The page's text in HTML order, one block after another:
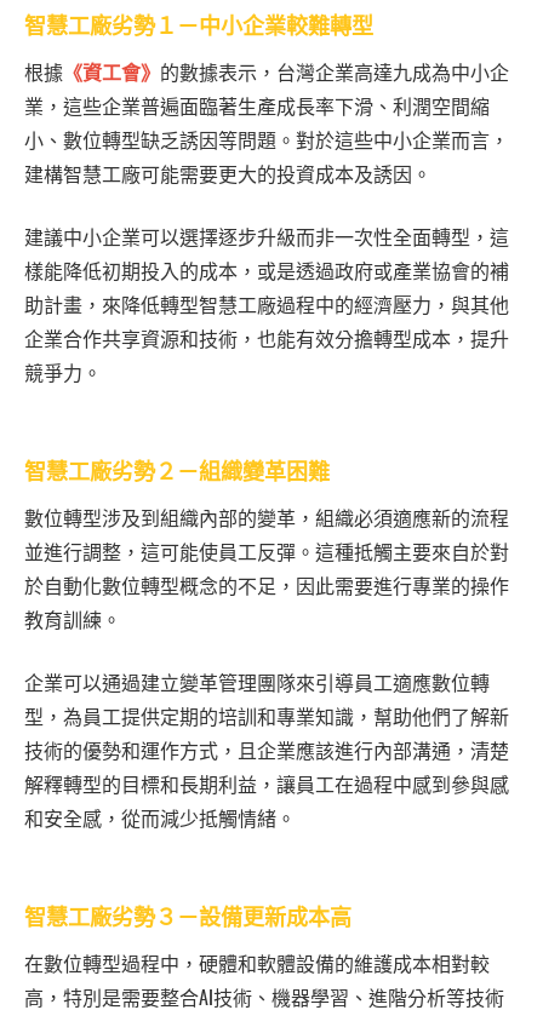
智慧工廠劣勢１－中小企業較難轉型
根據 《資工會》
的數據表示，台灣企業高達九成為中小企
業，這些企業普遍面臨著生產成長率下滑、利潤空間縮
小、數位轉型缺乏誘因等問題。對於這些中小企業而言，
建構智慧工廠可能需要更大的投資成本及誘因。
建議中小企業可以選擇逐步升級而非一次性全面轉型，這
樣能降低初期投入的成本，或是透過政府或產業協會的補
助計畫，來降低轉型智慧工廠過程中的經濟壓力，與其他
企業合作共享資源和技術，也能有效分擔轉型成本，提升
競爭力。
智慧工廠劣勢２－組織變革困難
數位轉型涉及到組織內部的變革，組織必須適應新的流程
並進行調整，這可能使員工反彈。這種抵觸主要來自於對
於自動化數位轉型概念的不足，因此需要進行專業的操作
教育訓練。
企業可以通過建立變革管理團隊來引導員工適應數位轉
型，為員工提供定期的培訓和專業知識，幫助他們了解新
技術的優勢和運作方式，且企業應該進行內部溝通，清楚
解釋轉型的目標和長期利益，讓員工在過程中感到參與感
和安全感，從而減少抵觸情緒。
智慧工廠劣勢３－設備更新成本高
在數位轉型過程中，硬體和軟體設備的維護成本相對較
高，特別是需要整合AI技術、機器學習、進階分析等技術